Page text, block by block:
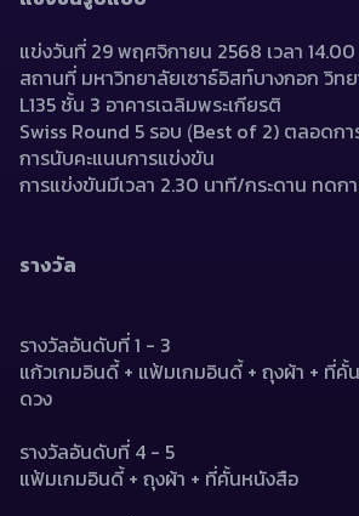
แข่งวันที่ 29 พฤศจิกายน 2568 เวลา
สถานที่ มหาวิทยาลัยเซาธ์อิสท์บางกอก วิท
L135 ชั้น 3 อาคารเฉลิมพระเกียรติ
Swiss Round 5 รอบ (ฺBest of 2) ตลอดก
การนับคะแนนการแข่งขัน
การแข่งขันมีเวลา 2.30 นาที/กระดาน ทดก
รางวัล
แก้วเกมอินดี้ + แฟ้มเกมอินดี้ + ถุงผ้า + ที่
ดวง
รางวัลอันดับที่ 4 - 5
แฟ้มเกมอินดี้ + ถุงผ้า + ที่คั้นหนังสือ